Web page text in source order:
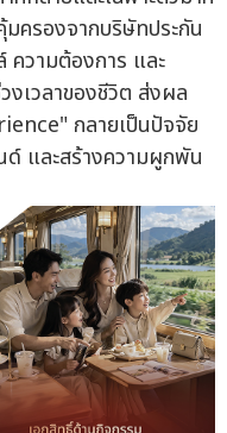
ครองจากบริษัทประกัน
ความต้องการ และ
งเวลาของชีวิต ส่งผล
กลายเป็นปัจจัย
ด์ และสร้างความผูกพัน